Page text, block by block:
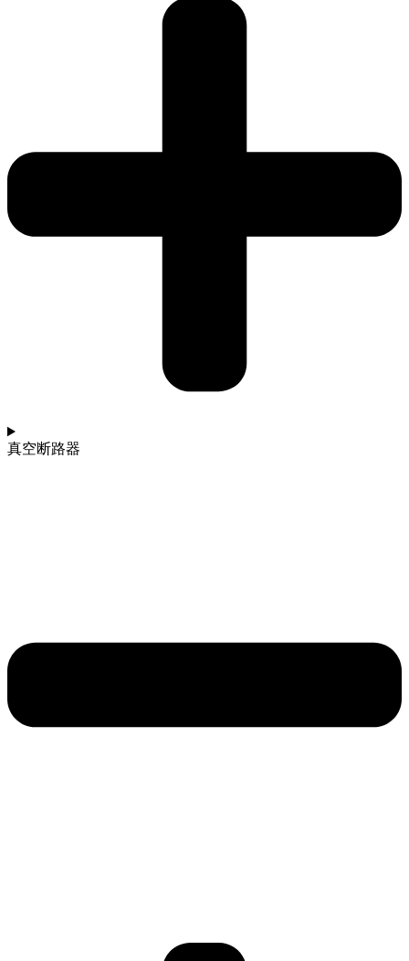
真空断路器